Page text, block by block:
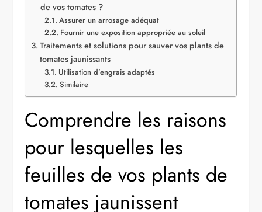
de vos tomates ?
Assurer un arrosage adéquat
Fournir une exposition appropriée au soleil
Traitements et solutions pour sauver vos plants de
tomates jaunissants
Utilisation d’engrais adaptés
Similaire
Comprendre les raisons
pour lesquelles les
feuilles de vos plants de
tomates jaunissent